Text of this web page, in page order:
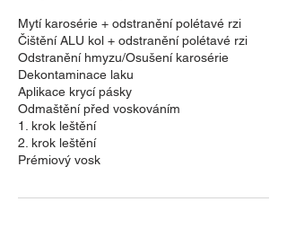
Mytí karosérie + odstranění polétavé rzi
Čištění ALU kol + odstranění polétavé rzi
Odstranění hmyzu/Osušení karosérie
Dekontaminace laku
Aplikace krycí pásky
Odmaštění před voskováním
1. krok leštění
2. krok leštění
Prémiový vosk